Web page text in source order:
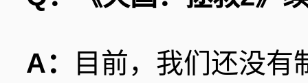
A：
目前，我们还没